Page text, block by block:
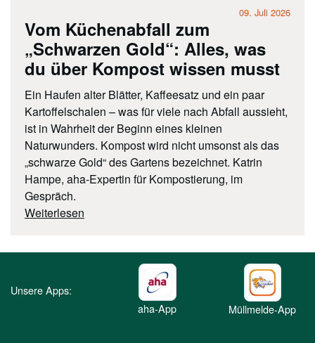
09. Juli 2026
Vom Küchenabfall zum
„Schwarzen Gold“: Alles, was
du über Kompost wissen musst
Ein Haufen alter Blätter, Kaffeesatz und ein paar
Kartoffelschalen – was für viele nach Abfall aussieht,
ist in Wahrheit der Beginn eines kleinen
Naturwunders. Kompost wird nicht umsonst als das
„schwarze Gold“ des Gartens bezeichnet. Katrin
Hampe, aha-Expertin für Kompostierung, im
Gespräch.
Weiterlesen
Unsere Apps:
aha-App
Müllmelde-App